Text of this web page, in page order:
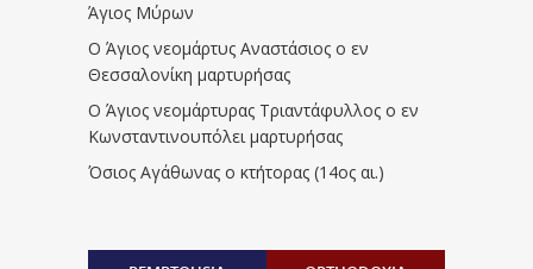
Άγιος Μύρων
Ο Άγιος νεομάρτυς Αναστάσιος ο εν
Θεσσαλονίκη μαρτυρήσας
Ο Άγιος νεομάρτυρας Τριαντάφυλλος ο εν
Κωνσταντινουπόλει μαρτυρήσας
Όσιος Αγάθωνας ο κτήτορας (14ος αι.)